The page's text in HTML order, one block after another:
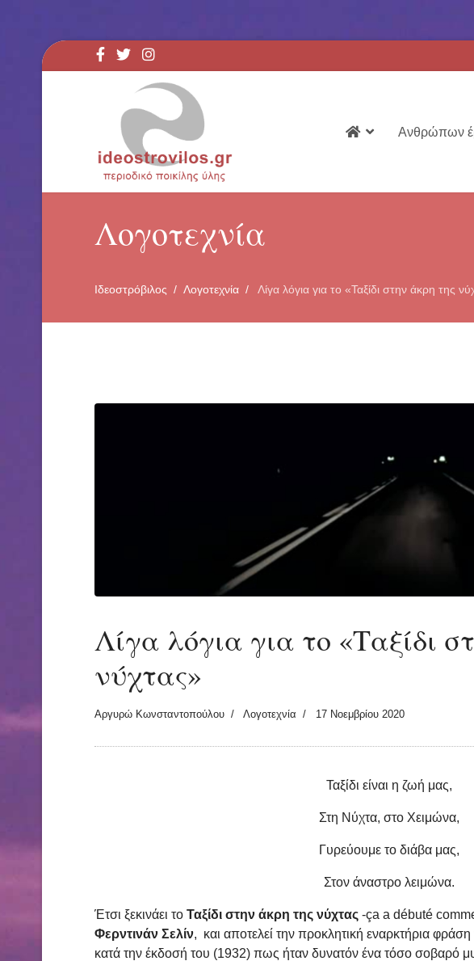
Ανθρώπων
Λογοτεχνία
Ιδεοστρόβιλος Λογοτεχνία Λίγα λόγια για το «Ταξίδι στην άκρη της
Λίγα λόγια για το «Ταξίδι
νύχτας»
Αργυρώ Κωνσταντοπούλου Λογοτεχνία 17 Νοεμβρίου 2020
Ταξίδι είναι η ζωή μας,
Στη Νύχτα, στο Χειμώνα,
Γυρεύουμε το διάβα μας,
Στον άναστρο λειμώνα.
Έτσι ξεκινάει το Ταξίδι στην άκρη της νύχτας -ça a débuté
Φερντινάν Σελίν, και αποτελεί την προκλητική εναρκτήρια
κατά την έκδοσή του (1932) πως ήταν δυνατόν ένα τόσο σοβαρό